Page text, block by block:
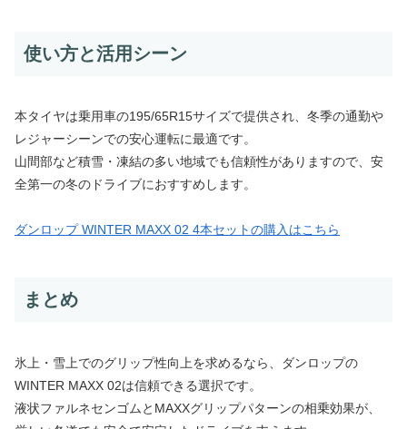
使い方と活用シーン
本タイヤは乗用車の195/65R15サイズで提供され、冬季の通勤や
レジャーシーンでの安心運転に最適です。
山間部など積雪・凍結の多い地域でも信頼性がありますので、安
全第一の冬のドライブにおすすめします。
ダンロップ WINTER MAXX 02 4本セットの購入はこちら
まとめ
氷上・雪上でのグリップ性向上を求めるなら、ダンロップの
WINTER MAXX 02は信頼できる選択です。
液状ファルネセンゴムとMAXXグリップパターンの相乗効果が、